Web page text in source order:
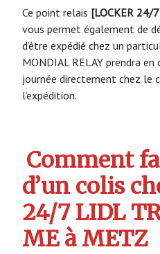
Ce point relais [LOCKER 24/
vous permet également de
d’être expédié chez un
MONDIAL RELAY prendra
journée directement chez le
l’expédition.
Comment
d’un colis
24/7 LIDL
ME à METZ